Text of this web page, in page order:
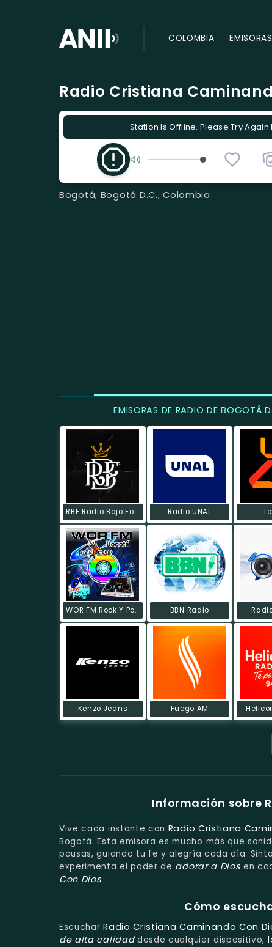
COLOMBIA EMISORAS
Radio Cristiana
Station Is Offline. Please Try Again
Bogotá, Bogotá D.C., Colombia
EMISORAS DE RADIO DE BOGOTÁ
RBF Radio Bajo Fondo Radio UNAL
WOR FM Rock Y Pop Bogotá BBN Radio
Kenzo Jeans Fuego AM
Información sobre
Vive cada instante con Radio Cristiana
Bogotá. Esta emisora es mucho más que
pausas, guiando tu fe y alegría cada día.
experimenta el poder de adorar a Dios en
Con Dios.
Cómo
EscucharRadio Cristiana Caminando Con
de alta calidaddesde cualquier dispositivo,